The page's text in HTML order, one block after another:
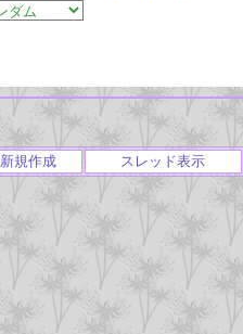
新規作成 スレッド表示